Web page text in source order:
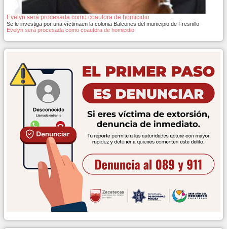
Evelyn será procesada como coautora de homicidio
Se le investiga por una víctimaen la colonia Balcones del municipio de Fresnillo
Evelyn será procesada como coautora de homicidio